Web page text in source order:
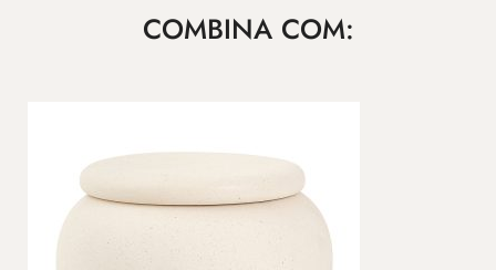
COMBINA COM: